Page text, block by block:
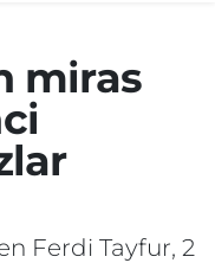
miras
Ferdi Tayfur, 2
Fikstür